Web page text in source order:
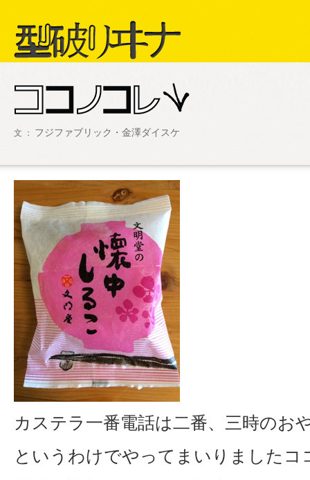
文 ： フジファブリック・金澤ダイスケ
カステラ一番電話は二番、三時のお
というわけでやってまいりましたコ